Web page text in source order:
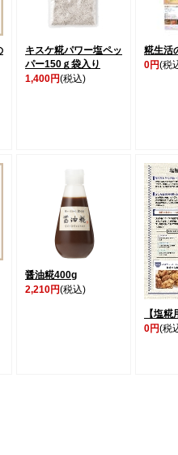
キスケ糀パワー塩ペッ
パー150ｇ袋入り
1,400円(税込)
糀生活
0円(税
醤油糀400g
2,210円(税込)
【塩
0円(税